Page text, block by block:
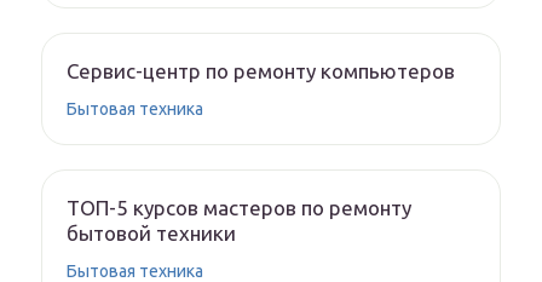
Сервис-центр по ремонту компьютеров
Бытовая техника
ТОП-5 курсов мастеров по ремонту
бытовой техники
Бытовая техника